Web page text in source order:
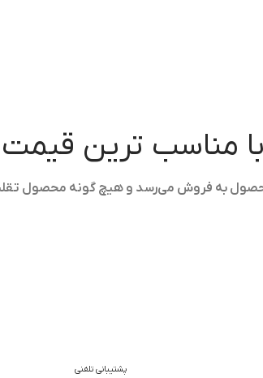
با مناسب ترین قیمت
محصول به فروش می‌رسد و هیچ گونه محصول
پشتیبانی تلفنی